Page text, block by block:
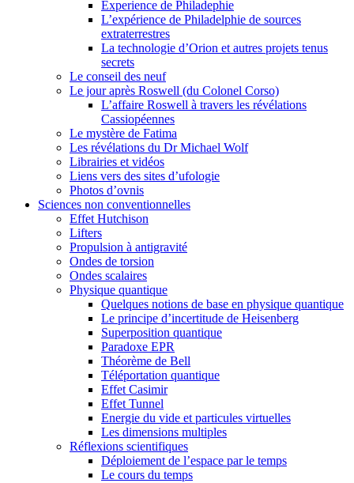
Experience de Philadephie
L’expérience de Philadelphie de sources
extraterrestres
La technologie d’Orion et autres projets tenus
secrets
Le conseil des neuf
Le jour après Roswell (du Colonel Corso)
L’affaire Roswell à travers les révélations
Cassiopéennes
Le mystère de Fatima
Les révélations du Dr Michael Wolf
Librairies et vidéos
Liens vers des sites d’ufologie
Photos d’ovnis
Sciences non conventionnelles
Effet Hutchison
Lifters
Propulsion à antigravité
Ondes de torsion
Ondes scalaires
Physique quantique
Quelques notions de base en physique quantique
Le principe d’incertitude de Heisenberg
Superposition quantique
Paradoxe EPR
Théorème de Bell
Téléportation quantique
Effet Casimir
Effet Tunnel
Energie du vide et particules virtuelles
Les dimensions multiples
Réflexions scientifiques
Déploiement de l’espace par le temps
Le cours du temps